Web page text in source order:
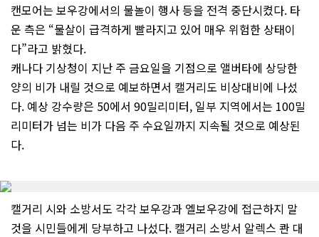
캔모어는 보우강에서의 물놀이 행사 등을 전격 중단시켰다. 타
운 측은 “물살이 급격하게 빨라지고 있어 매우 위험한 상태이
다”라고 밝혔다.
캐나다 기상청이 지난 주 금요일을 기점으로 앨버타에 상당한
양의 비가 내릴 것으로 예보하면서 캘거리도 비상대비에 나섰
다. 예상 강수량은 50에서 90밀리미터, 일부 지역에서는 100밀
리미터가 넘는 비가 다음 주 수요일까지 지속될 것으로 예상된
다.
캘거리 시와 소방서도 각각 보우강과 엘보우강에 접근하지 말
것을 시민들에게 당부하고 나섰다. 캘거리 소방서 알렉스 콴 대